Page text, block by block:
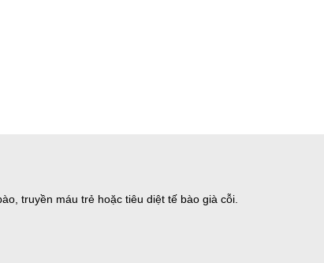
truyền máu trẻ hoặc tiêu diệt tế bào già cỗi.